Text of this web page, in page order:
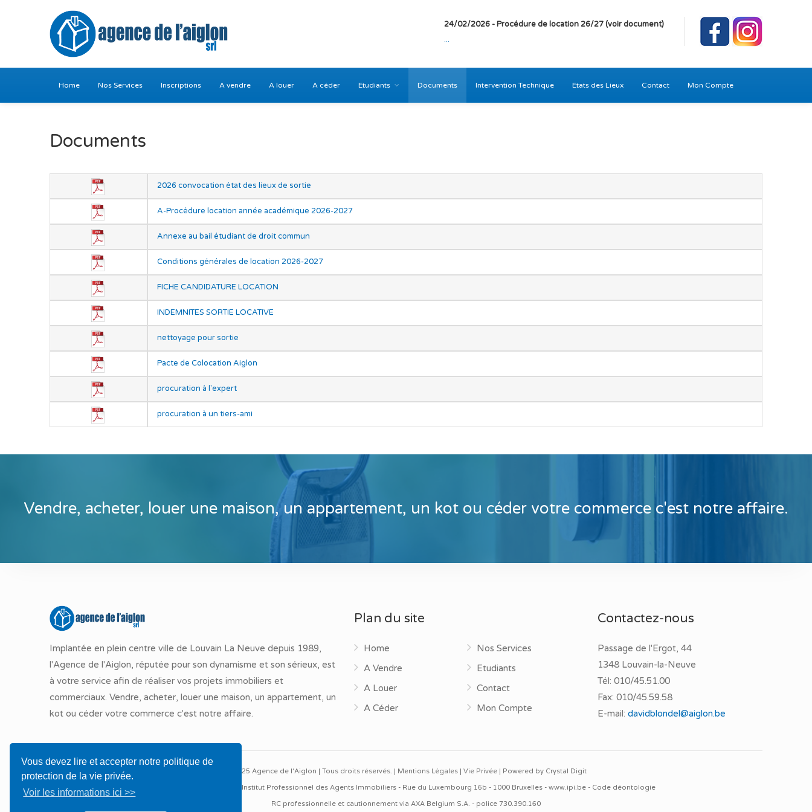
Vous devez lire et accepter notre politique de
protection de la vie privée.
Voir les informations ici >>
24/02/2026 - Procédure de location 26/27 (voir document)
...
Home Nos Services Inscriptions A vendre A louer A céder Etudiants Documents Intervention Technique Etats des Lieux Contact Mon Compte
Documents
2026 convocation état des lieux de sortie
A-Procédure location année académique 2026-2027
Annexe au bail étudiant de droit commun
Conditions générales de location 2026-2027
FICHE CANDIDATURE LOCATION
INDEMNITES SORTIE LOCATIVE
nettoyage pour sortie
Pacte de Colocation Aiglon
procuration à l'expert
procuration à un tiers-ami
Vendre, acheter, louer une maison, un appartement, un kot ou céder votre commerce c'est notre affaire.
Implantée en plein centre ville de Louvain La Neuve depuis 1989,
l'Agence de l'Aiglon, réputée pour son dynamisme et son sérieux, est
à votre service afin de réaliser vos projets immobiliers et
commerciaux. Vendre, acheter, louer une maison, un appartement, un
kot ou céder votre commerce c'est notre affaire.
Plan du site
Home
A Vendre
A Louer
A Céder
Nos Services
Etudiants
Contact
Mon Compte
Contactez-nous
Passage de l'Ergot, 44
1348 Louvain-la-Neuve
Tél:010/45.51.00
Fax:010/45.59.58
E-mail: davidblondel@aiglon.be
© 2025 Agence de l'Aiglon | Tous droits réservés. | Mentions Légales | Vie Privée | Powered by Crystal Digit
Autorité de surveillance : Institut Professionnel des Agents Immobiliers - Rue du Luxembourg 16b - 1000 Bruxelles - www.ipi.be - Code déontologie
RC professionnelle et cautionnement via AXA Belgium S.A. - police 730.390.160